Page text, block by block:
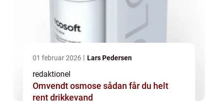
01 februar 2026 Lars Pedersen
redaktionel
Omvendt osmose sådan får du helt
rent drikkevand